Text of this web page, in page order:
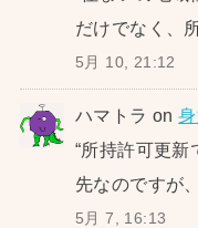
だけでなく、
5月 10, 21:12
ハマトラ on
“所持許可更新
先なのですが
5月 7, 16:13